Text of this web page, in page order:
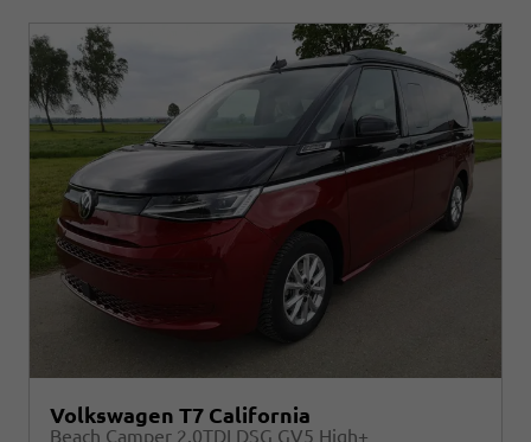
Volkswagen T7 California
Beach Camper 2.0TDI DSG GV5 High+